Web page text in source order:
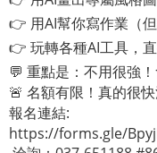
👉 用AI幫你寫作業（但
👉 玩轉各種AI工具，
💬 重點是：不用很強
🚨 名額有限！真的很快
報名連結:
https://forms.gle/